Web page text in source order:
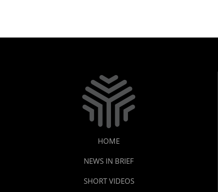
HOME
NEWS IN BRIEF
SHORT VIDEOS